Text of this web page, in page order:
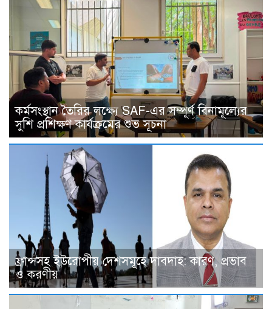
কর্মসংস্থান তৈরির লক্ষ্যে SAF-এর সম্পূর্ণ বিনামূল্যের
সুশি প্রশিক্ষণ কার্যক্রমের শুভ সূচনা
ফ্রান্সসহ ইউরোপীয় দেশসমূহে দাবদাহ: কারণ, প্রভাব
ও করণীয়